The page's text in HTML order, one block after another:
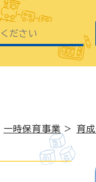
一時保育事業 > 育